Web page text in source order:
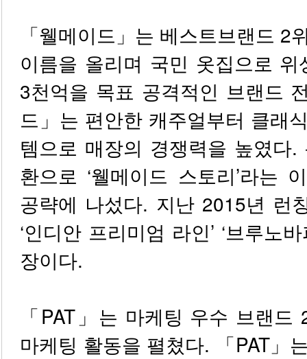
「웰메이드」는 베스트브랜드 2
이름을 올리며 국민 옷집으로
3천억을 목표 공격적인 브랜드
드」는 편안한 캐주얼부터 클래
템으로 매장의 경쟁력을 높였다
환으로 ‘웰메이드 스토리’라는
공략에 나섰다. 지난 2015년 런
‘인디안 프리미엄 라인’ ‘브루노
장이다.
「PAT」는 마케팅 우수 브랜
마케팅 활동을 펼쳤다. 「PAT」